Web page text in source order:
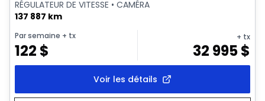
RÉGULATEUR DE VITESSE • CAMÉRA
137 887 km
Par semaine + tx
122 $
+ tx
32 995$
Voir les détails